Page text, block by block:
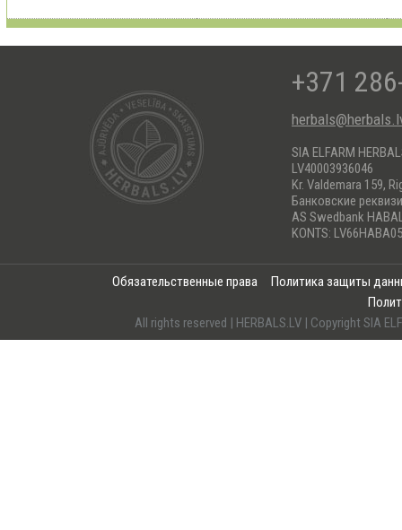
+371
SIA ELFARM
LV40003936046
Kr. Valdemara 159,
Банковские
AS Swedbank
KONTS:
Обязательственные права
Политика защиты
All rights reserved | HERBALS.LV | Copyright SIA